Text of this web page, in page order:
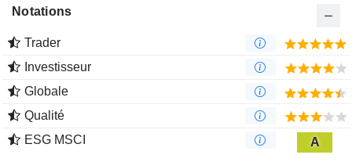
Notations
Trader
Investisseur
Globale
Qualité
ESG MSCI
A